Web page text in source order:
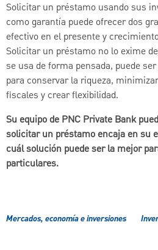
Solicitar un préstamo usando sus
como garantía puede ofrecer dos
efectivo en el presente y
Solicitar un préstamo no lo exime
se usa de forma pensada, puede
para conservar la riqueza,
fiscales y crear flexibilidad.
Su equipo de PNC Private Bank
solicitar un préstamo encaja en su
cuál solución puede ser la mejor
particulares.
Mercados, economía e inversiones